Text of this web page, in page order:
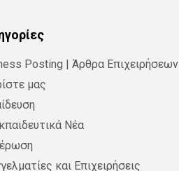
Posting | Άρθρα Επιχειρήσεων
μας
Νέα
και Επιχειρήσεις